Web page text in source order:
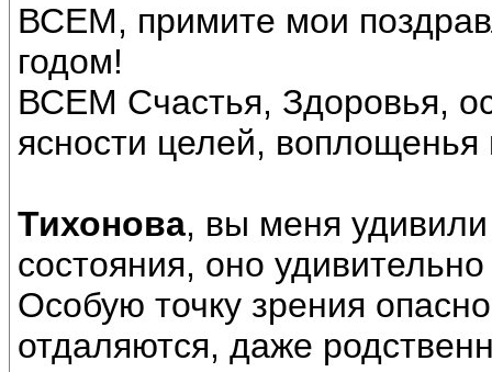
ВСЕМ, примите мои
годом!
ВСЕМ Счастья, Здоровья,
ясности целей,
Тихонова, вы меня
состояния, оно
Особую точку зрения
отдаляются, даже